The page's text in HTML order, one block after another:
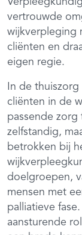
vertrouwde
wijkverpleging
cliënten en
eigen regie.
In de
cliënten in de
passende
zelfstandig,
betrokken bij
doelgroepen,
mensen met
palliatieve
aansturende